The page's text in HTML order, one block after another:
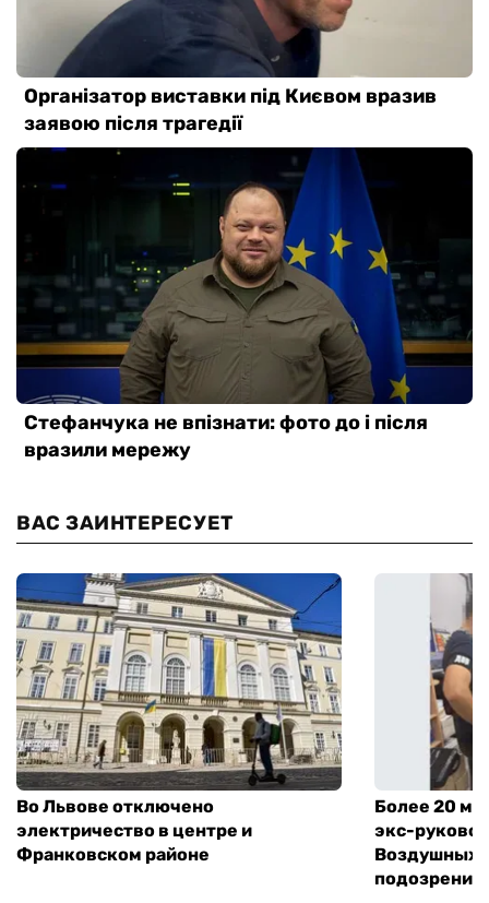
ВАС ЗАИНТЕРЕСУЕТ
Во Львове отключено
электричество в центре и
Франковском районе
Более 20
экс-
Воздушных
подозрение